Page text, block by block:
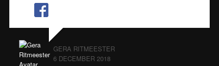
GERA RITMEESTER
6 DECEMBER 2018